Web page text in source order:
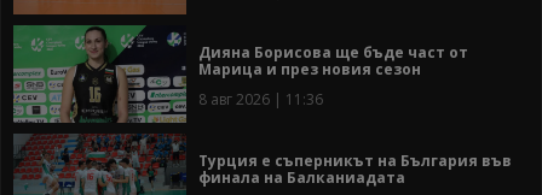
Дияна Борисова ще бъде част от
Марица и през новия сезон
8 авг 2026 | 11:36
Турция е съперникът на България във
финала на Балканиадата